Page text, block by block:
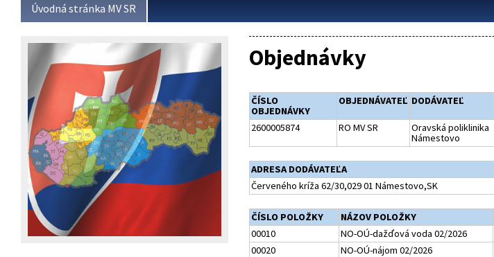
Úvodná stránka MV SR
Objednávky
ČÍSLO
OBJEDNÁVKY
OBJEDNÁVATEĽ DODÁVATEĽ
2600005874
RO MV SR
Oravská poliklinika
Námestovo
ADRESA DODÁVATEĽA
Červeného kríža 62/30,029 01 Námestovo,SK
ČÍSLO POLOŽKY NÁZOV POLOŽKY
00010
NO-OÚ-dažďová voda 02/2026
00020
NO-OÚ-nájom 02/2026